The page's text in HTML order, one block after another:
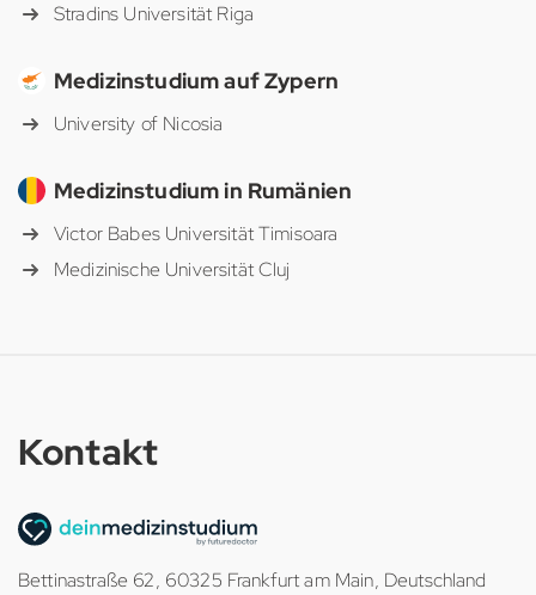
Stradins Universität Riga
Medizinstudium auf Zypern
University of Nicosia
Medizinstudium in Rumänien
Victor Babes Universität Timisoara
Medizinische Universität Cluj
Kontakt
Bettinastraße 62, 60325 Frankfurt am Main, Deutschland